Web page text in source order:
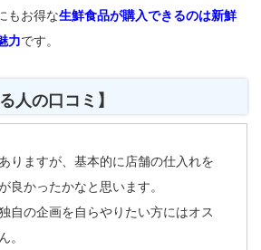
もお得な生鮮食品が購入できるのは新鮮
力です。
人の口コミ】
りますが、基本的に店舗の仕入れを
良かったかなと思います。
自の企画を自らやりたい方にはオス
。